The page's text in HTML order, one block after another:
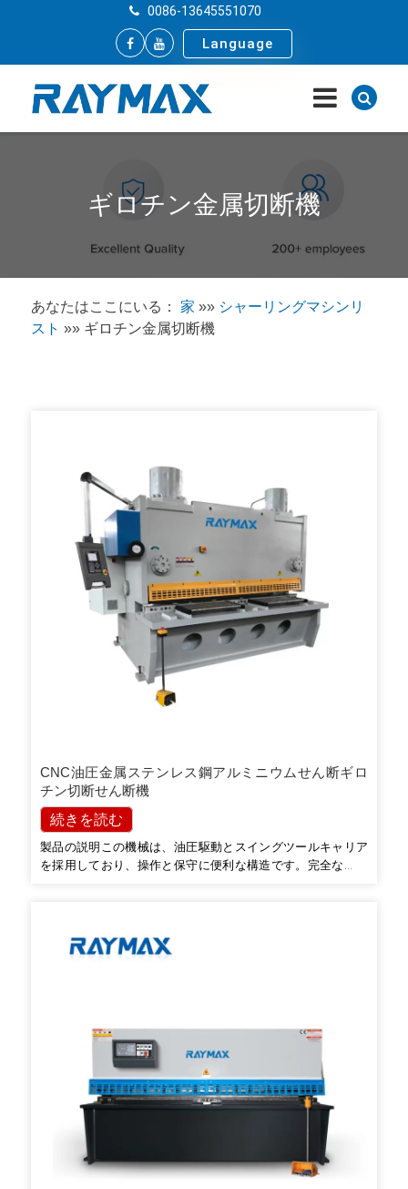
0086-13645551070
Language
ギロチン金属切断機
あなたはここにいる： 家 »» シャーリングマシンリ
スト »» ギロチン金属切断機
CNC油圧金属ステンレス鋼アルミニウムせん断ギロ
チン切断せん断機
続きを読む
製品の説明この機械は、油圧駆動とスイングツールキャリア
を採用しており、操作と保守に便利な構造です。完全な機能